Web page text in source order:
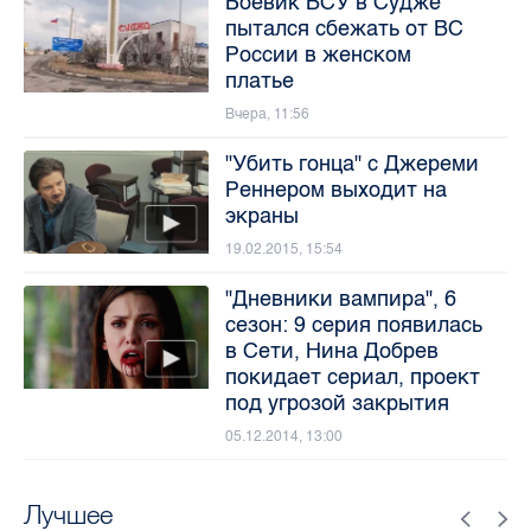
Лучшее
пытался сбежать от ВС
России в женском
платье
Вчера, 11:56
"Убить гонца" с Джереми
Реннером выходит на
экраны
19.02.2015, 15:54
"Дневники вампира", 6
сезон: 9 серия появилась
в Сети, Нина Добрев
покидает сериал, проект
под угрозой закрытия
05.12.2014, 13:00